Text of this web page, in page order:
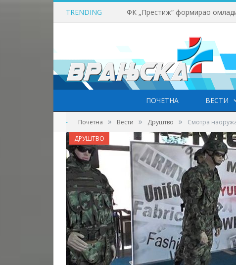
TRENDING
ПОЧЕТНА ВЕСТИ
- Почетна » Вести » Друштво » Смотра
ДРУШТВО